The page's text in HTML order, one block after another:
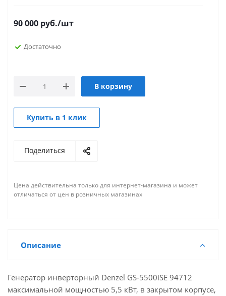
90 000 руб./шт
Достаточно
В корзину
Купить в 1 клик
Поделиться
Цена действительна только для интернет-магазина и может
отличаться от цен в розничных магазинах
Описание
Генератор инверторный Denzel GS-5500iSE 94712
максимальной мощностью 5,5 кВт, в закрытом корпусе,